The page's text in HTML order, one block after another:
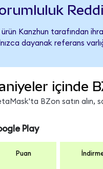
Reddi
ürün Kanzhun tarafından
dayanak referans
içinde
BZon satın alın,
Play
Puan